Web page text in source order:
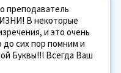
преподаватель
В некоторые
и это очень
сих пор помним и
Буквы!!! Всегда Ваш